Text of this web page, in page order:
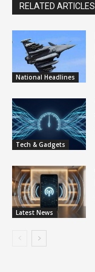
RELATED ARTICLES
National Headlines
Tech & Gadgets
Latest News